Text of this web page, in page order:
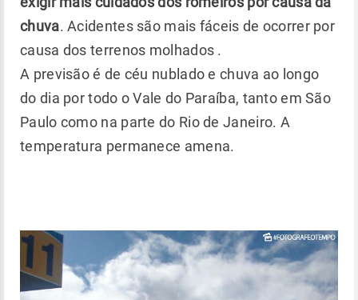
chuva. Acidentes são mais fáceis de ocorrer por
causa dos terrenos molhados .
A previsão é de céu nublado e chuva ao longo
do dia por todo o Vale do Paraíba, tanto em São
Paulo como na parte do Rio de Janeiro. A
temperatura permanece amena.